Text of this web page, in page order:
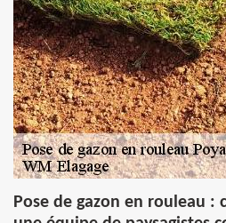
Pose de gazon en rouleau :